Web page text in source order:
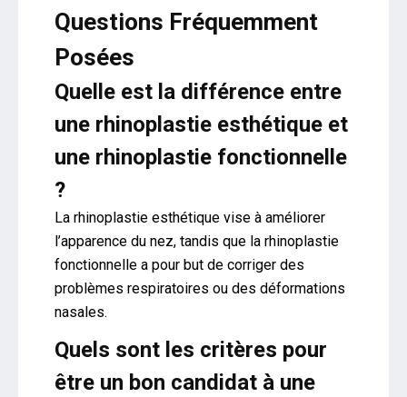
Questions Fréquemment
Posées
Quelle est la différence entre
une rhinoplastie esthétique et
une rhinoplastie fonctionnelle
?
La rhinoplastie esthétique vise à améliorer
l’apparence du nez, tandis que la rhinoplastie
fonctionnelle a pour but de corriger des
problèmes respiratoires ou des déformations
nasales.
Quels sont les critères pour
être un bon candidat à une